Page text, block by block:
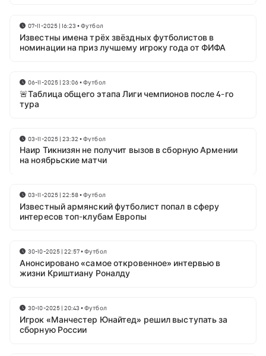
07-11-2025 | 16:23 •Футбол
Известны имена трёх звёздных футболистов в
номинации на приз лучшему игроку года от ФИФА
06-11-2025 | 23:06•Футбол
🚨Таблица общего этапа Лиги чемпионов после 4-го
тура
03-11-2025 | 23:32 •Футбол
Наир Тикнизян не получит вызов в сборную Армении
на ноябрьские матчи
03-11-2025 | 22:58•Футбол
Известный армянский футболист попал в сферу
интересов топ-клубам Европы
30-10-2025 | 22:57•Футбол
Анонсировано «самое откровенное» интервью в
жизни Криштиану Роналду
30-10-2025 | 20:43 •Футбол
Игрок «Манчестер Юнайтед» решил выступать за
сборную России